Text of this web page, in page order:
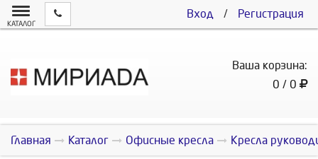
Вход / Регистрация
КАТАЛОГ
Ваша корзина:
0 / 0
Главная Каталог Офисные кресла Кресла